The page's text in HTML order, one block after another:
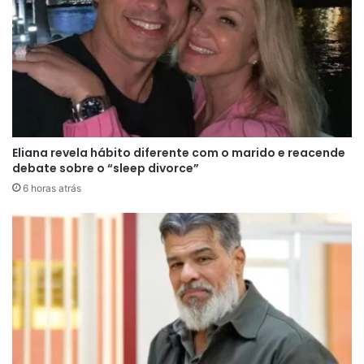
loira teria insinuado que a calcinha pertencia à
Tamires, sua maior rival dentro do jogo. “Justiça
foi feita”, comentou Maria, lembrando que
Tamires vive acusando Martina de ter “cheiro
A partir daí, a fofoca se espalhou pela casa mais
cômodo, Duda ouviu a conversa e foi correndo
contar para o grupo dela — que incluía Dudu,
Saory e a própria Tamires. “Tem uma calcinha
que estava no banheiro, parece que suja, e as
meninas pegaram pra ver. Disseram que até tem
Eliana revela hábito diferente com o marido e reacende
debate sobre o “sleep divorce”
6 horas atrás